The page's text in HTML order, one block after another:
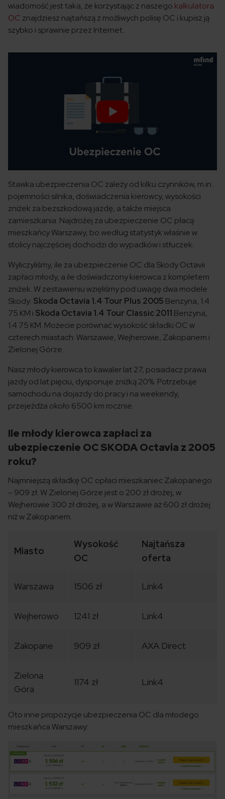
wiadomość jest taka, że korzystając z naszego kalkulatora
OC znajdziesz najtańszą z możliwych polisę OC i kupisz ją
szybko i sprawnie przez Internet.
Stawka ubezpieczenia OC zależy od kilku czynników, m.in.
pojemności silnika, doświadczenia kierowcy, wysokości
zniżek za bezszkodową jazdę, a także miejsca
zamieszkania. Najdrożej za ubezpieczenie OC płacą
mieszkańcy Warszawy, bo według statystyk właśnie w
stolicy najczęściej dochodzi do wypadków i stłuczek.
Wyliczyliśmy, ile za ubezpieczenie OC dla Skody Octavii
zapłaci młody, a ile doświadczony kierowca z kompletem
zniżek. W zestawieniu wzięliśmy pod uwagę dwa modele
Skody: Skoda Octavia 1.4 Tour Plus 2005 Benzyna, 1.4
75 KM i Skoda Octavia 1.4 Tour Classic 2011 Benzyna,
1.4 75 KM. Możecie porównać wysokość składki OC w
czterech miastach: Warszawie, Wejherowie, Zakopanem i
Zielonej Górze.
Nasz młody kierowca to kawaler lat 27, posiadacz prawa
jazdy od lat pięciu, dysponuje zniżką 20%. Potrzebuje
samochodu na dojazdy do pracy i na weekendy,
przejeżdża około 6500 km rocznie.
Ile młody kierowca zapłaci za
ubezpieczenie OC SKODA Octavia z 2005
roku?
Najmniejszą składkę OC opłaci mieszkaniec Zakopanego
– 909 zł. W Zielonej Górze jest o 200 zł drożej, w
Wejherowie 300 zł drożej, a w Warszawie aż 600 zł drożej
niż w Zakopanem.
Miasto
Wysokość
OC
Najtańsza
oferta
Warszawa 1506 zł Link4
Wejherowo 1241 zł Link4
Zakopane 909 zł AXA Direct
Zielona
Góra
1174 zł Link4
Oto inne propozycje ubezpieczenia OC dla młodego
mieszkańca Warszawy: